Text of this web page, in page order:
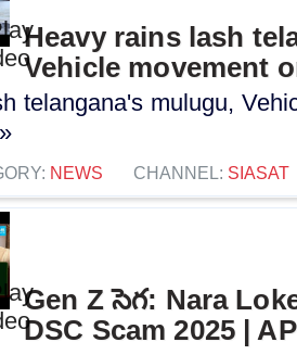
Heavy rains lash
Vehicle movement
telangana's mulugu,
NEWS CHANNEL: SIASAT
Gen Z సెగ: Nara
DSC Scam 2025 |